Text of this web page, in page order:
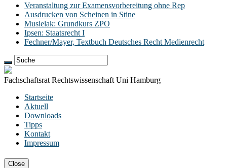
Veranstaltung zur Examensvorbereitung ohne Rep
Ausdrucken von Scheinen in Stine
Musielak: Grundkurs ZPO
Ipsen: Staatsrecht I
Fechner/Mayer, Textbuch Deutsches Recht Medienrecht
Fachschaftsrat Rechtswissenschaft Uni Hamburg
Startseite
Aktuell
Downloads
Tipps
Kontakt
Impressum
Close